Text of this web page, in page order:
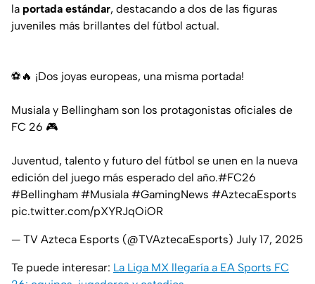
la portada estándar, destacando a dos de las figuras
juveniles más brillantes del fútbol actual.
⚽🔥 ¡Dos joyas europeas, una misma portada!
Musiala y Bellingham son los protagonistas oficiales de
FC 26 🎮
Juventud, talento y futuro del fútbol se unen en la nueva
edición del juego más esperado del año.#FC26
#Bellingham #Musiala #GamingNews #AztecaEsports
pic.twitter.com/pXYRJqOiOR
— TV Azteca Esports (@TVAztecaEsports) July 17, 2025
Te puede interesar: La Liga MX llegaría a EA Sports FC